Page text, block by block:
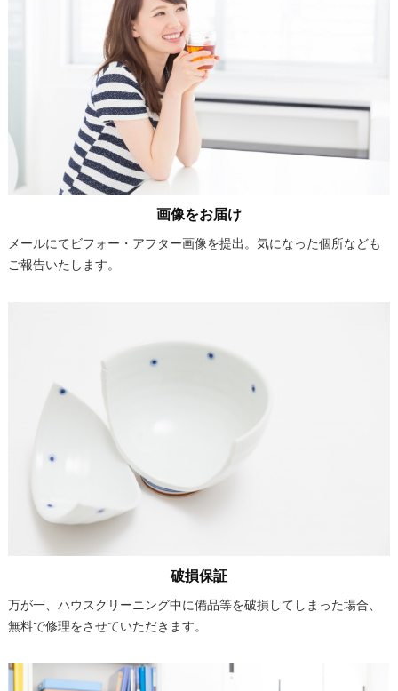
画像をお届け
メールにてビフォー・アフター画像を提出。気になった個所なども
ご報告いたします。
破損保証
万が一、ハウスクリーニング中に備品等を破損してしまった場合、
無料で修理をさせていただきます。